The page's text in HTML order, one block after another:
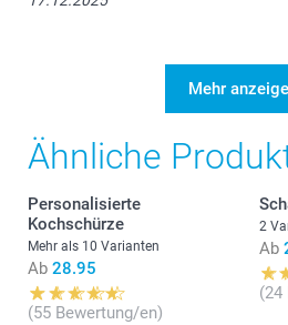
Mehr
Ähnliche
Personalisierte
Kochschürze
Mehr als 10 Varianten
Ab 28.95
(55 Bewertung/en)
2
Ab
(24